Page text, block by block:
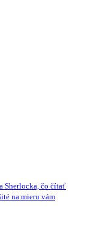
Sherlocka, čo čítať
na mieru vám